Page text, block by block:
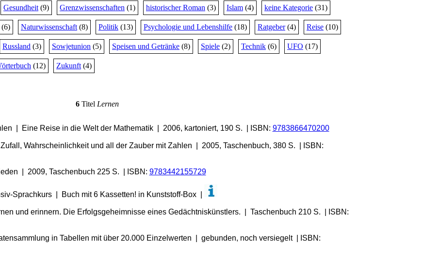
Gesundheit (9) Grenzwissenschaften (1) historischer Roman (3) Islam (4) keine Kategorie (31)
(6) Naturwissenschaft (8) Politik (13) Psychologie und Lebenshilfe (18) Ratgeber(4) Reise (10)
Russland (3) Sowjetunion (5) Speisen und Getränke (8) Spiele (2) Technik (6) UFO (17)
(12) Zukunft (4)
6Titel Lernen
| Eine Reise in die Welt der Mathematik | 2006, kartoniert, 190 S. | ISBN: 9783866470200
Wahrscheinlichkeit und all der Zauber mit Zahlen | 2005, Taschenbuch, 380 S. | ISBN:
| 2009, Taschenbuch 225 S. | ISBN: 9783442155729
Sprachkurs | Buch mit 6 Kassetten! in Kunststoff-Box |
und erinnern. Die Erfolgsgeheimnisse eines Gedächtniskünstlers. | Taschenbuch 210 S. | ISBN:
in Tabellen mit über 20.000 Einzelwerten | gebunden, noch versiegelt | ISBN: